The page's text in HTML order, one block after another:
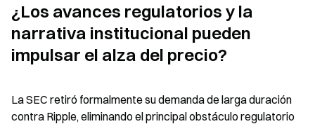
¿Los avances regulatorios y la
narrativa institucional pueden
impulsar el alza del precio?
La SEC retiró formalmente su demanda de larga duración
contra Ripple, eliminando el principal obstáculo regulatorio